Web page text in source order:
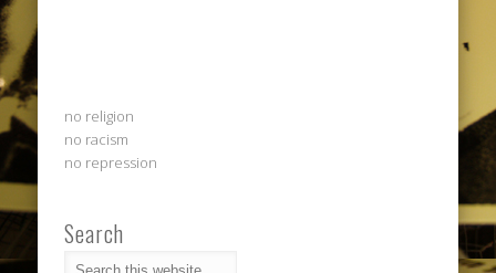
no religion
no racism
no repression
Search